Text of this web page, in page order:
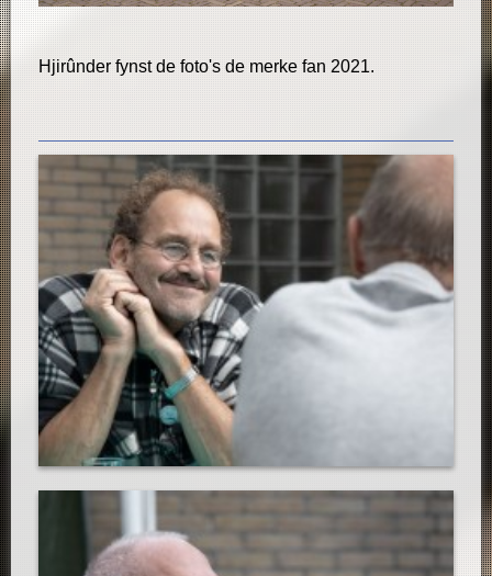
Hjirûnder fynst de foto's de merke fan 2021.